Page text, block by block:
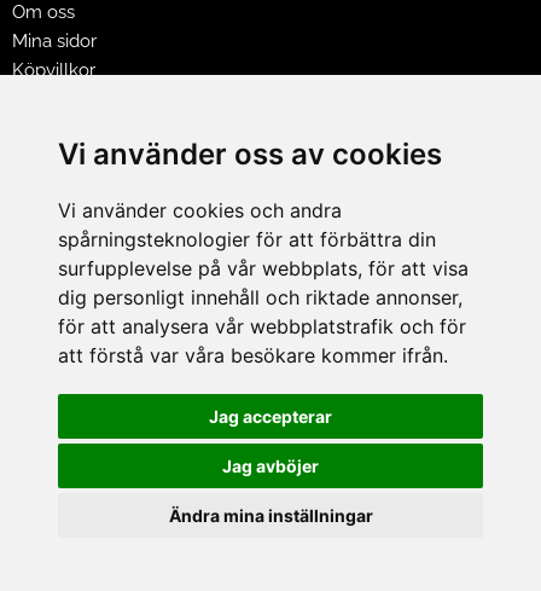
Vi använder oss av cookies
Vi använder cookies och andra
spårningsteknologier för att förbättra din
surfupplevelse på vår webbplats, för att visa
dig personligt innehåll och riktade annonser,
för att analysera vår webbplatstrafik och för
att förstå var våra besökare kommer ifrån.
Jag accepterar
Jag avböjer
Ändra mina inställningar
Om oss
Mina sidor
Köpvillkor
Jobba på Hasselgrens
LEVERANS
BETALNINGSSÄTT
I butiken i Lund kan du betala med Visa, Mastercard, Lund
City presentkort och kontanter.